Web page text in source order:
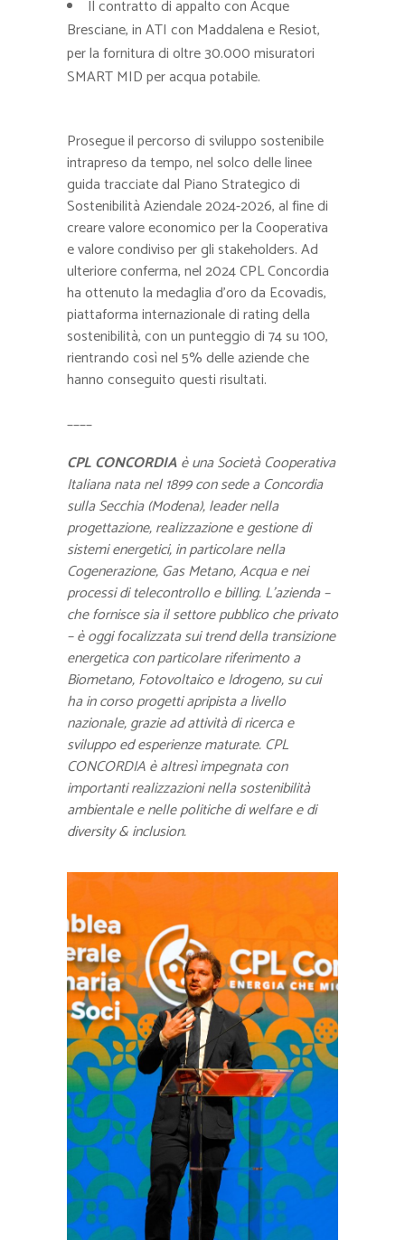
Il contratto di appalto con Acque
Bresciane, in ATI con Maddalena e Resiot,
per la fornitura di oltre 30.000 misuratori
SMART MID per acqua potabile.
Prosegue il percorso di sviluppo sostenibile
intrapreso da tempo, nel solco delle linee
guida tracciate dal Piano Strategico di
Sostenibilità Aziendale 2024-2026, al fine di
creare valore economico per la Cooperativa
e valore condiviso per gli stakeholders. Ad
ulteriore conferma, nel 2024 CPL Concordia
ha ottenuto la medaglia d’oro da Ecovadis,
piattaforma internazionale di rating della
sostenibilità, con un punteggio di 74 su 100,
rientrando così nel 5% delle aziende che
hanno conseguito questi risultati.
____
CPL CONCORDIAè una Società Cooperativa
Italiana nata nel 1899 con sede a Concordia
sulla Secchia (Modena), leader nella
progettazione, realizzazione e gestione di
sistemi energetici, in particolare nella
Cogenerazione, Gas Metano, Acqua e nei
processi di telecontrollo e billing. L’azienda –
che fornisce sia il settore pubblico che privato
– è oggi focalizzata sui trend della transizione
energetica con particolare riferimento a
Biometano, Fotovoltaico e Idrogeno, su cui
ha in corso progetti apripista a livello
nazionale, grazie ad attività di ricerca e
sviluppo ed esperienze maturate. CPL
CONCORDIA è altresì impegnata con
importanti realizzazioni nella sostenibilità
ambientale e nelle politiche di welfare e di
diversity & inclusion.